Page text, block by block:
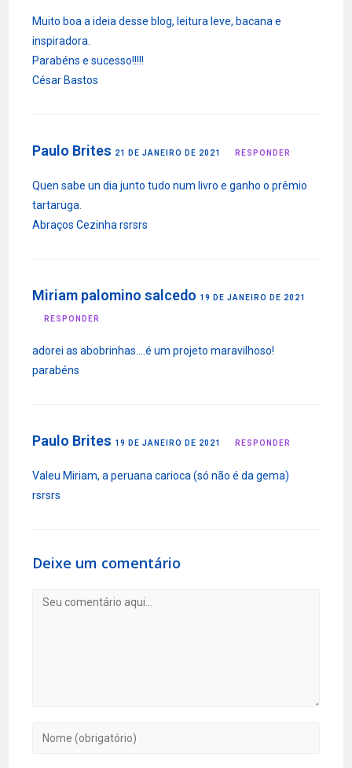
Muito boa a ideia desse blog, leitura leve, bacana e
inspiradora.
Parabéns e sucesso!!!!!
César Bastos
Paulo Brites 21 DE JANEIRO DE 2021 RESPONDER
Quen sabe un dia junto tudo num livro e ganho o prêmio
tartaruga.
Abraços Cezinha rsrsrs
Miriam palomino salcedo 19 DE JANEIRO DE 2021
RESPONDER
adorei as abobrinhas….é um projeto maravilhoso!
parabéns
Paulo Brites 19 DE JANEIRO DE 2021 RESPONDER
Valeu Miriam, a peruana carioca (só não é da gema)
rsrsrs
Deixe um comentário
Comentário
Digite